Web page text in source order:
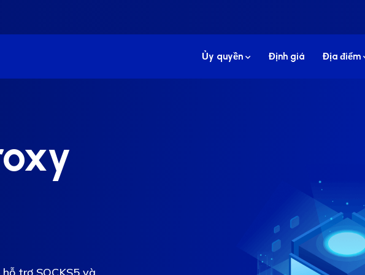
Ủy quyền Định giá Địa điểm
trợ SOCKS5 và